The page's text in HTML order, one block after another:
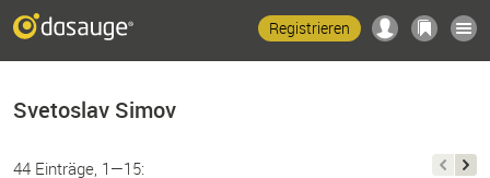
Registrieren
Svetoslav Simov
44 Einträge, 1—15: